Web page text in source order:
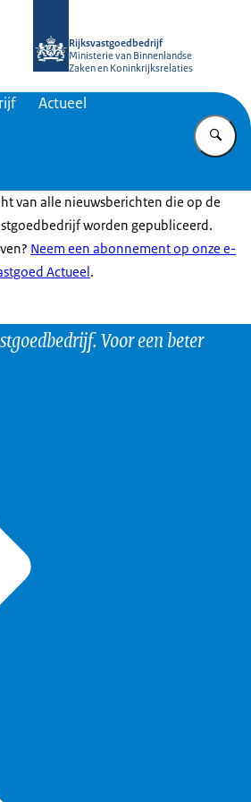
Rijksvastgoedbedrijf
Ministerie van Binnenlandse
Zaken en Koninkrijksrelaties
Actueel
van alle nieuwsberichten die op de
worden gepubliceerd.
Neem een abonnement op onze e-
Actueel.
Voor een beter